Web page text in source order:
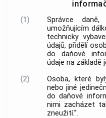
(1)
Správce
umožňujícím
technicky
údajů, přidělí
do daňové
údaje na základě
(2)
Osoba, které
nebo jiné
do daňové
nimi zacházet
zneužití.“.